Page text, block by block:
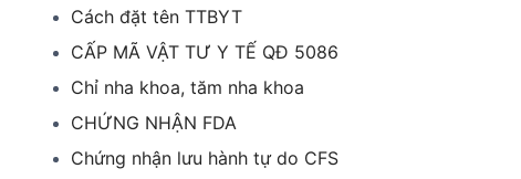
Cách đặt tên TTBYT
CẤP MÃ VẬT TƯ Y TẾ QĐ 5086
Chỉ nha khoa, tăm nha khoa
CHỨNG NHẬN FDA
Chứng nhận lưu hành tự do CFS